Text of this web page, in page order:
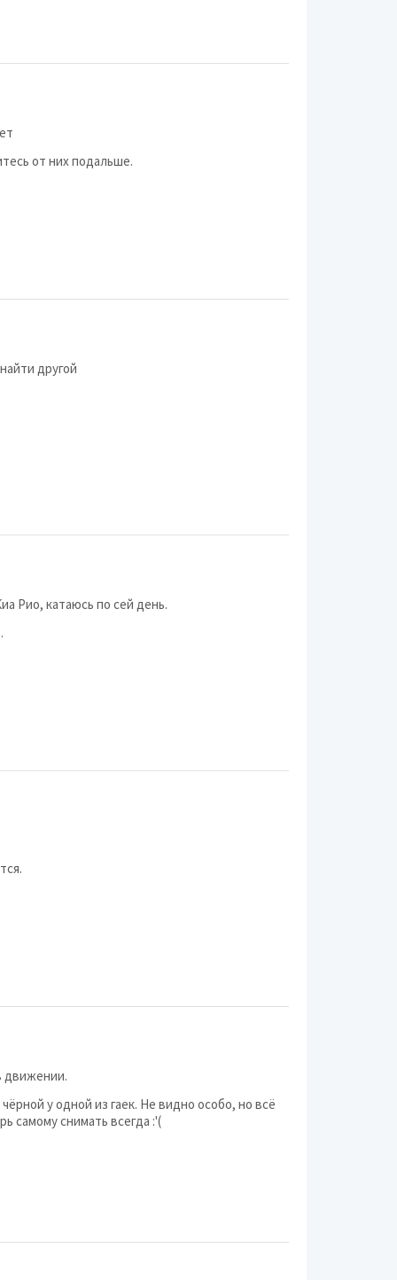
от них подальше.
другой
Рио, катаюсь по сей день.
движении.
у одной из гаек. Не видно особо, но всё
самому снимать всегда :'(